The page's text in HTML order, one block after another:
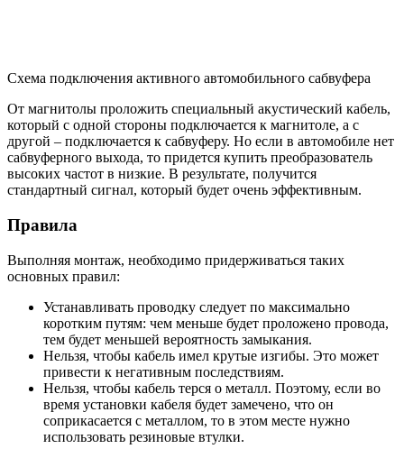
Схема подключения активного автомобильного сабвуфера
От магнитолы проложить специальный акустический кабель,
который с одной стороны подключается к магнитоле, а с
другой – подключается к сабвуферу. Но если в автомобиле нет
сабвуферного выхода, то придется купить преобразователь
высоких частот в низкие. В результате, получится
стандартный сигнал, который будет очень эффективным.
Правила
Выполняя монтаж, необходимо придерживаться таких
основных правил:
Устанавливать проводку следует по максимально
коротким путям: чем меньше будет проложено провода,
тем будет меньшей вероятность замыкания.
Нельзя, чтобы кабель имел крутые изгибы. Это может
привести к негативным последствиям.
Нельзя, чтобы кабель терся о металл. Поэтому, если во
время установки кабеля будет замечено, что он
соприкасается с металлом, то в этом месте нужно
использовать резиновые втулки.